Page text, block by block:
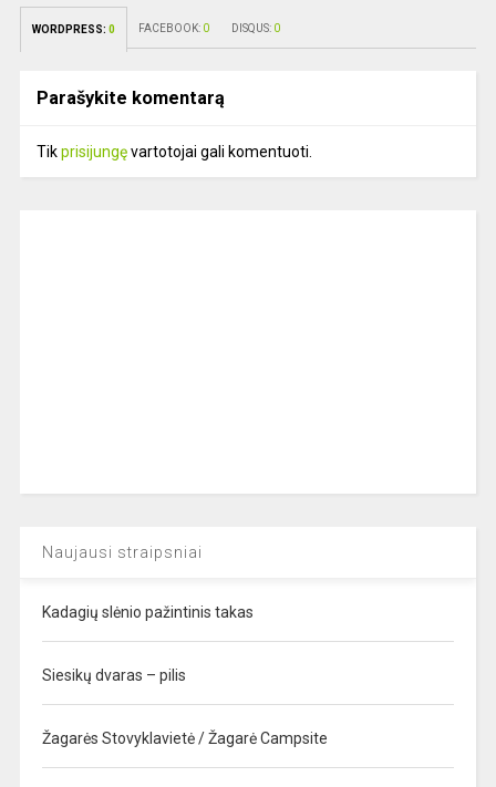
WORDPRESS: 0 FACEBOOK: 0 DISQUS: 0
Parašykite komentarą
Tikprisijungęvartotojai gali komentuoti.
Naujausi straipsniai
Kadagių slėnio pažintinis takas
Siesikų dvaras – pilis
Žagarės Stovyklavietė / Žagarė Campsite